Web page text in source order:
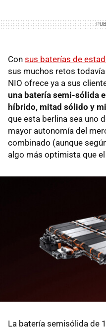
Con sus baterías de
sus muchos retos
NIO ofrece ya a sus
una batería semi-sólida
híbrido, mitad sólido y
que esta berlina sea uno
mayor autonomía del
combinado (aunque
algo más optimista que el
La batería semisólida de